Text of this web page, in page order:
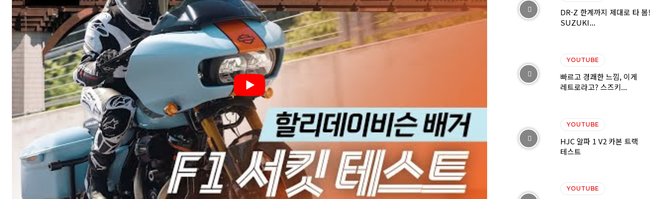
DR-Z 한계까지 제대로 타 봄!
SUZUKI...
YOUTUBE
빠르고 경쾌한 느낌, 이게
레트로라고? 스즈키...
YOUTUBE
HJC 알파 1 V2 카본 트랙
테스트
YOUTUBE